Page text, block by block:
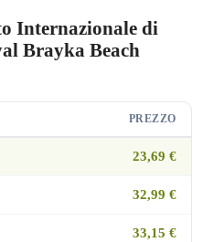
Internazionale di
Brayka Beach
PREZZO
23,69 €
32,99 €
33,15 €